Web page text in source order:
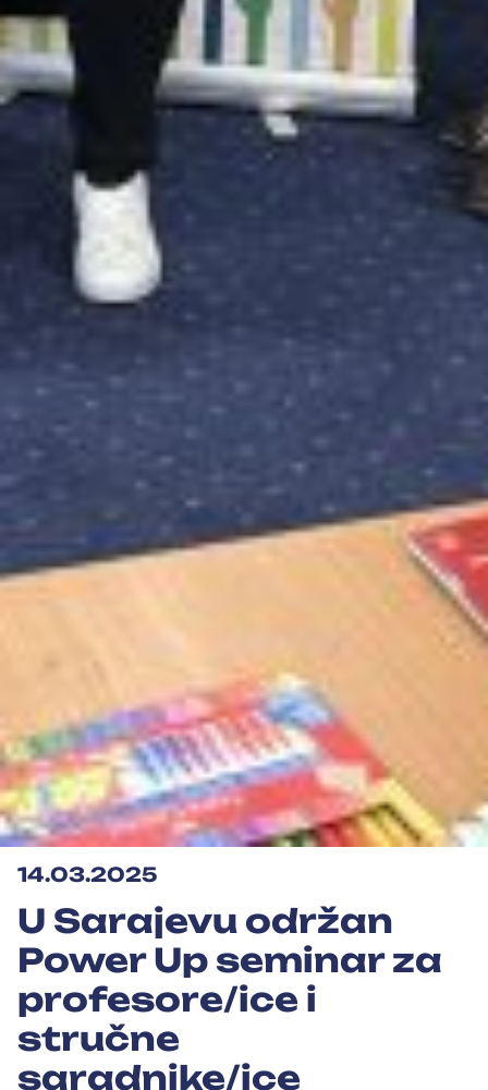
U Sarajevu održan
Power Up seminar za
profesore/ice i
stručne
saradnike/ice
14.03.2025